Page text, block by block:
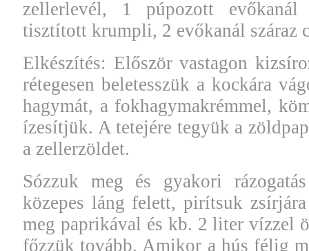
zellerlevél, 1 púpozott
tisztított krumpli, 2 evőkanál száraz
Elkészítés: Először vastagon
rétegesen beletesszük a kockára
hagymát, a fokhagymakrémmel,
ízesítjük. A tetejére tegyük a
a zellerzöldet.
Sózzuk meg és gyakori
közepes láng felett, pirítsuk
meg paprikával és kb. 2 liter vízzel
főzzük tovább. Amikor a hús félig